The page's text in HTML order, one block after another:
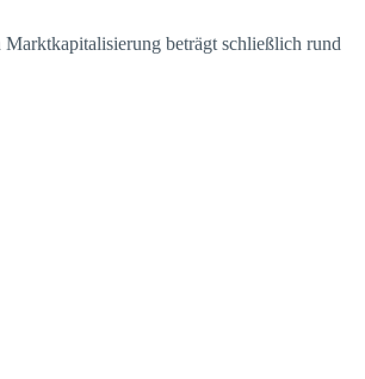
Marktkapitalisierung beträgt schließlich rund